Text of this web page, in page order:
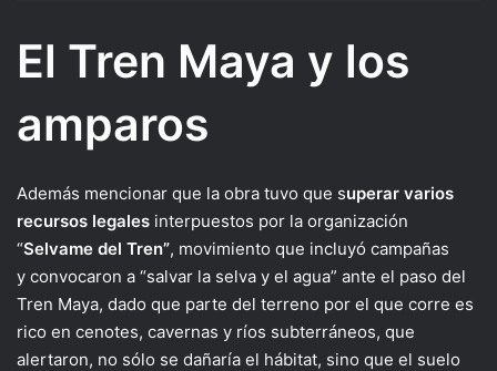
El Tren Maya y los
amparos
Además mencionar que la obra tuvo que superar varios
recursos legales interpuestos por la organización
“Selvame del Tren”, movimiento que incluyó campañas
y convocaron a “salvar la selva y el agua” ante el paso del
Tren Maya, dado que parte del terreno por el que corre es
rico en cenotes, cavernas y ríos subterráneos, que
alertaron, no sólo se dañaría el hábitat, sino que el suelo